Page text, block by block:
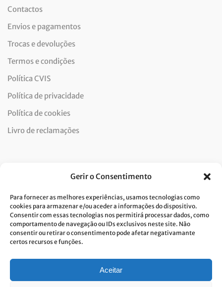
Gerir o Consentimento
Para fornecer as melhores experiências, usamos tecnologias como
cookies para armazenar e/ou aceder a informações do dispositivo.
Consentir com essas tecnologias nos permitirá processar dados, como
comportamento de navegação ou IDs exclusivos neste site. Não
consentir ou retirar o consentimento pode afetar negativamante
certos recursos e funções.
Aceitar
Contactos
Envios e pagamentos
Trocas e devoluções
Termos e condições
Política CVIS
Política de privacidade
Política de cookies
Livro de reclamações
Dou consentimento ao tratamento de dados e aceito a
política de privacidade.*
A Costa Verde está comprometida com a implementação do RGPD. Para
Cliqueaquie conheça a nossa Política de Privacidade.